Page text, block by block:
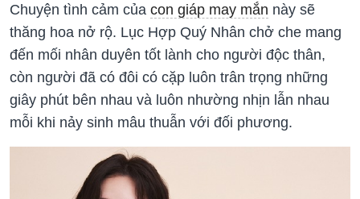
Chuyện tình cảm của con giáp may mắn này sẽ
thăng hoa nở rộ. Lục Hợp Quý Nhân chở che mang
đến mối nhân duyên tốt lành cho người độc thân,
còn người đã có đôi có cặp luôn trân trọng những
giây phút bên nhau và luôn nhường nhịn lẫn nhau
mỗi khi nảy sinh mâu thuẫn với đối phương.